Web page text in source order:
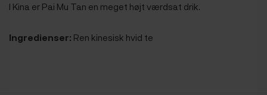
I Kina er Pai Mu Tan en meget højt værdsat drik.
Ingredienser: Ren kinesisk hvid te